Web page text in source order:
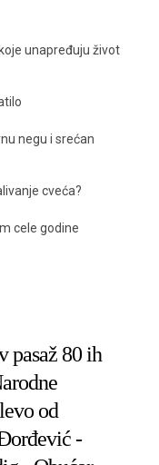
unapređuju život
negu i srećan
cveća?
cele godine
pasaž 80 ih
od
-